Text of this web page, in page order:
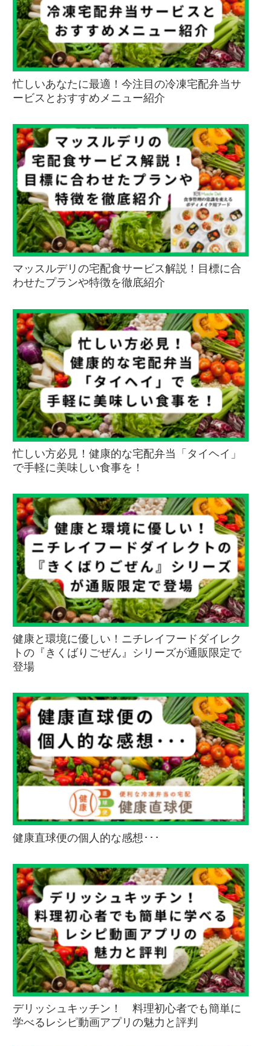
忙しいあなたに最適！今注目の冷凍宅配弁当サ
ービスとおすすめメニュー紹介
マッスルデリの宅配食サービス解説！目標に合
わせたプランや特徴を徹底紹介
忙しい方必見！健康的な宅配弁当「タイヘイ」
で手軽に美味しい食事を！
健康と環境に優しい！ニチレイフードダイレク
トの『きくばりごぜん』シリーズが通販限定で
登場
健康直球便の個人的な感想･･･
デリッシュキッチン！ 料理初心者でも簡単に
学べるレシピ動画アプリの魅力と評判